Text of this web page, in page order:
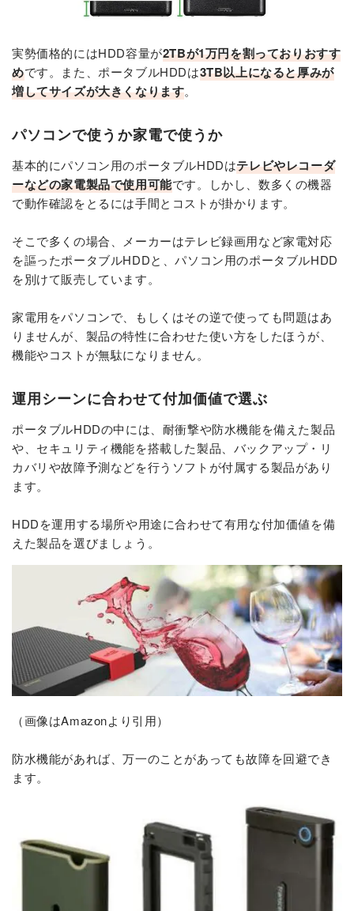
実勢価格的にはHDD容量が2TBが1万円を割っておりおすす
めです。また、ポータブルHDDは3TB以上になると厚みが
増してサイズが大きくなります。
パソコンで使うか家電で使うか
基本的にパソコン用のポータブルHDDはテレビやレコーダ
ーなどの家電製品で使用可能です。しかし、数多くの機器
で動作確認をとるには手間とコストが掛かります。
そこで多くの場合、メーカーはテレビ録画用など家電対応
を謳ったポータブルHDDと、パソコン用のポータブルHDD
を別けて販売しています。
家電用をパソコンで、もしくはその逆で使っても問題はあ
りませんが、製品の特性に合わせた使い方をしたほうが、
機能やコストが無駄になりません。
運用シーンに合わせて付加価値で選ぶ
ポータブルHDDの中には、耐衝撃や防水機能を備えた製品
や、セキュリティ機能を搭載した製品、バックアップ・リ
カバリや故障予測などを行うソフトが付属する製品があり
ます。
HDDを運用する場所や用途に合わせて有用な付加価値を備
えた製品を選びましょう。
（画像はAmazonより引用）
防水機能があれば、万一のことがあっても故障を回避でき
ます。